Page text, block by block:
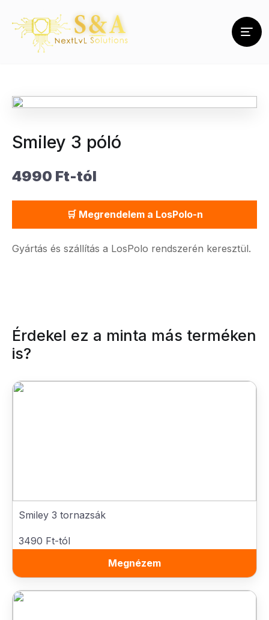
Smiley 3 póló
4990 Ft-tól
🛒 Megrendelem a LosPolo-n
Gyártás és szállítás a LosPolo rendszerén keresztül.
Érdekel ez a minta más terméken
is?
Smiley 3 tornazsák
3490 Ft-tól
Megnézem